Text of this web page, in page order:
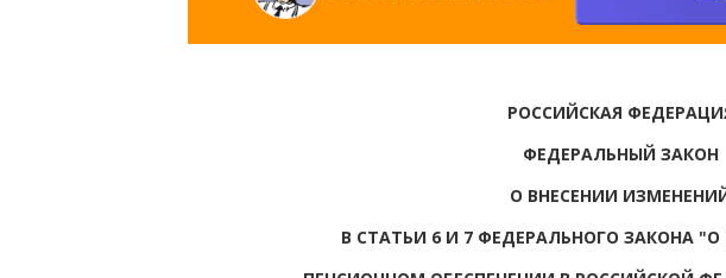
РОССИЙСКАЯ
ФЕДЕРАЛЬНЫЙ ЗАКОН
О ВНЕСЕНИИ
В СТАТЬИ 6 И 7 ФЕДЕРАЛЬНОГО ЗАКОНА